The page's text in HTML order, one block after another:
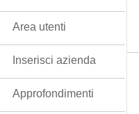
Area utenti
Inserisci azienda
Approfondimenti